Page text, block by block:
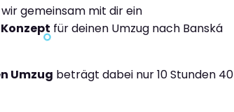
gemeinsam mit dir ein
für deinen Umzug nach Banská
Umzug beträgt dabei nur 10 Stunden 40